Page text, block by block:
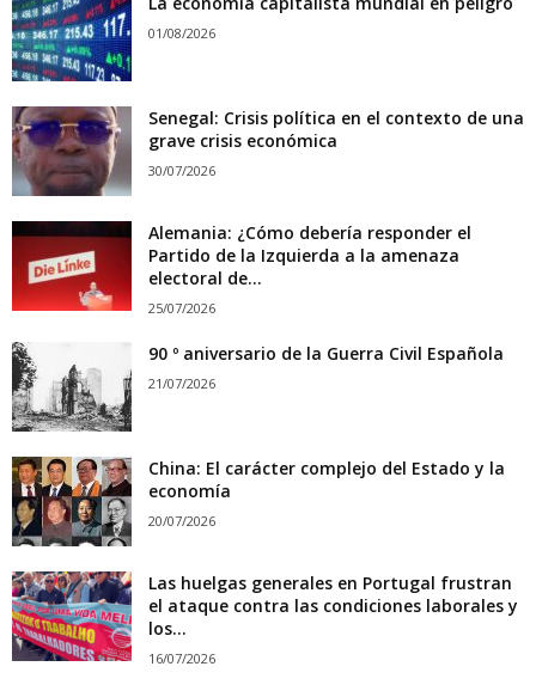
01/08/2026
Senegal: Crisis política en el contexto de una
grave crisis económica
30/07/2026
Alemania: ¿Cómo debería responder el
Partido de la Izquierda a la amenaza
electoral de...
25/07/2026
90 º aniversario de la Guerra Civil Española
21/07/2026
China: El carácter complejo del Estado y la
economía
20/07/2026
Las huelgas generales en Portugal frustran
el ataque contra las condiciones laborales y
los...
16/07/2026